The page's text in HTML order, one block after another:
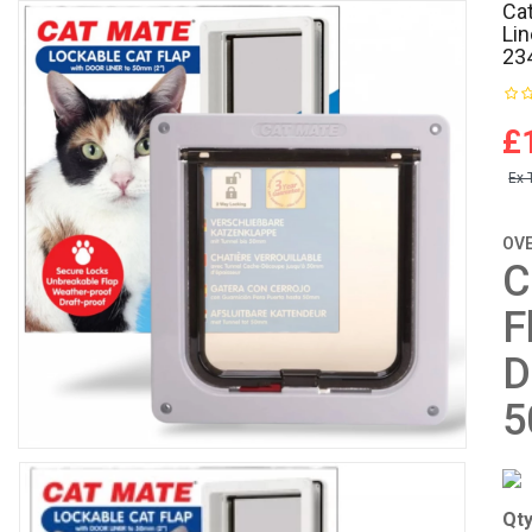
Ex